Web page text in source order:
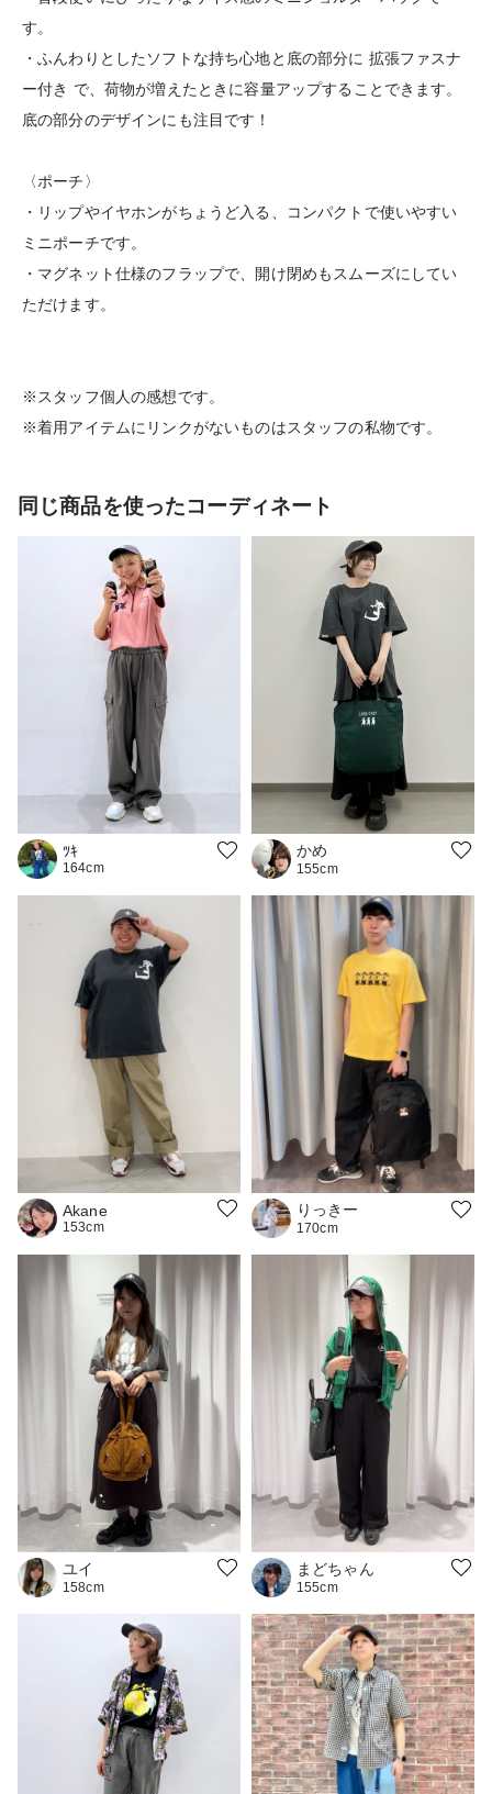
す。
・ふんわりとしたソフトな持ち心地と底の部分に 拡張ファスナ
ー付き で、荷物が増えたときに容量アップすることできます。
底の部分のデザインにも注目です！
〈ポーチ〉
・リップやイヤホンがちょうど入る、コンパクトで使いやすい
ミニポーチです。
・マグネット仕様のフラップで、開け閉めもスムーズにしてい
ただけます。
※スタッフ個人の感想です。
※着用アイテムにリンクがないものはスタッフの私物です。
同じ商品を使ったコーディネート
ﾂｷ
164cm
かめ
155cm
Akane
153cm
りっきー
170cm
ユイ
158cm
まどちゃん
155cm